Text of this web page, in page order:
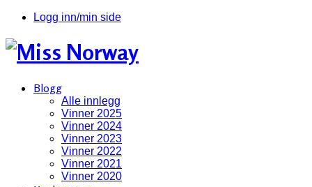
Logg inn/min side
Blogg
Alle innlegg
Vinner 2025
Vinner 2024
Vinner 2023
Vinner 2022
Vinner 2021
Vinner 2020